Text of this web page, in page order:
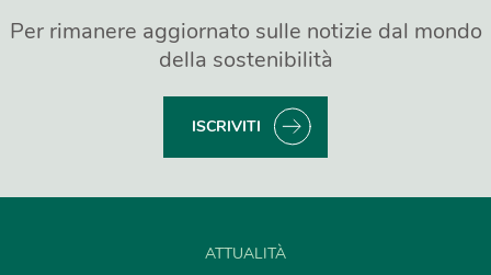
Per rimanere aggiornato sulle notizie dal mondo
della sostenibilità
ISCRIVITI
ATTUALITÀ